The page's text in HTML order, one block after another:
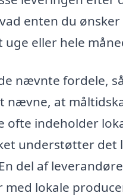
enten du ønsker
uge eller hele
nævnte fordele,
nævne, at
ofte indeholder
understøtter det
del af
med lokale